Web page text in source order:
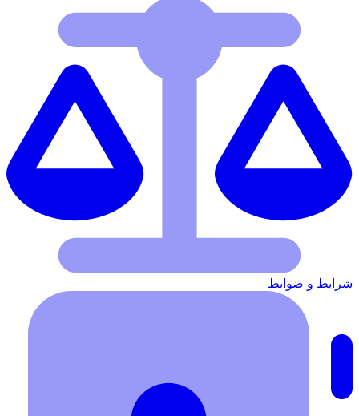
شرایط‌ و ضوابط